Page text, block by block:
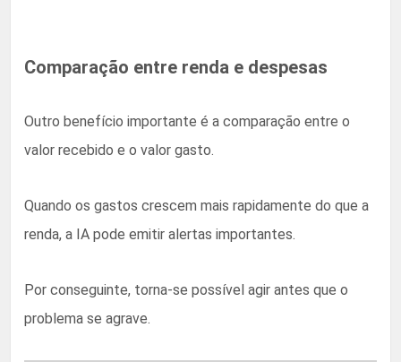
Comparação entre renda e despesas
Outro benefício importante é a comparação entre o
valor recebido e o valor gasto.
Quando os gastos crescem mais rapidamente do que a
renda, a IA pode emitir alertas importantes.
Por conseguinte, torna-se possível agir antes que o
problema se agrave.